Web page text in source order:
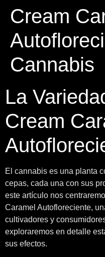
Cream
Cannabis
La
Cream
El cannabis es una planta
cepas, cada una con sus
este artículo nos
Caramel Autofloreciente,
cultivadores y
exploraremos en detalle
sus efectos.